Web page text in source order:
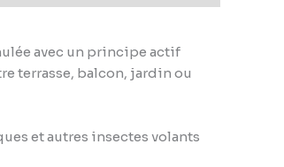
avec un principe actif
terrasse, balcon, jardin ou
et autres insectes volants